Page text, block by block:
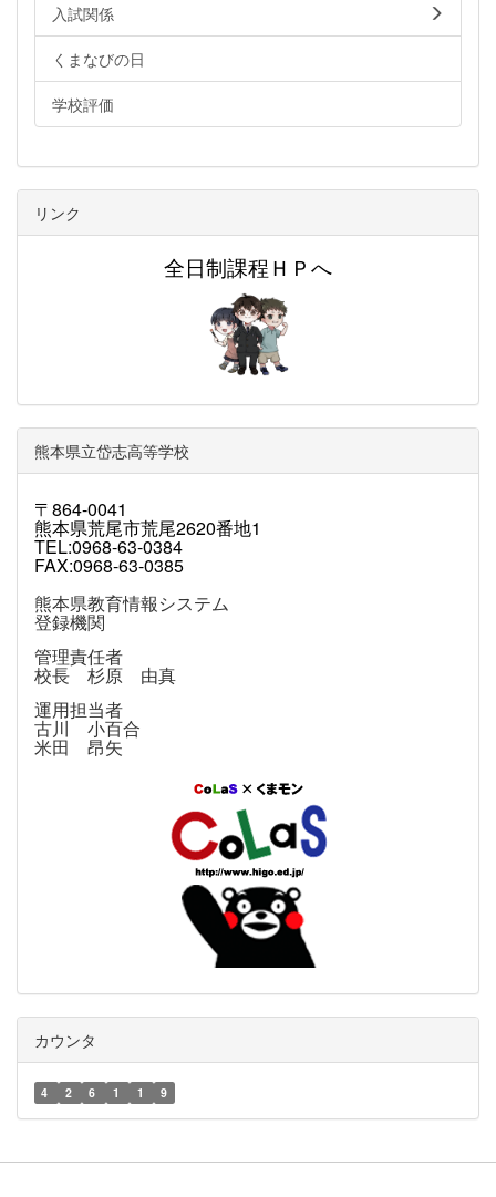
入試関係
くまなびの日
学校評価
リンク
全日制課程ＨＰへ
熊本県立岱志高等学校
〒864-0041
熊本県荒尾市荒尾2620番地1
TEL:0968-63-0384
FAX:0968-63-0385
熊本県教育情報システム
登録機関
管理責任者
校長 杉原 由真
運用担当者
古川 小百合
米田 昂矢
カウンタ
4 2 6 1 1 9